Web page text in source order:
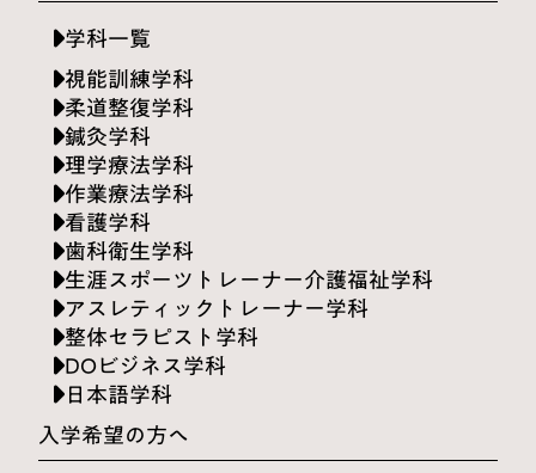
学科一覧
視能訓練学科
柔道整復学科
鍼灸学科
理学療法学科
作業療法学科
看護学科
歯科衛生学科
生涯スポーツトレーナー介護福祉学科
アスレティックトレーナー学科
整体セラピスト学科
DOビジネス学科
日本語学科
入学希望の方へ